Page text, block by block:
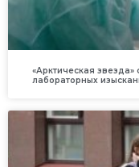
«Арктическая
лабораторных